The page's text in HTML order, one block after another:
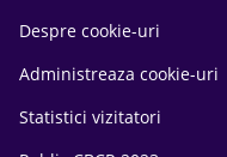
Despre cookie-uri
Administreaza cookie-uri
Statistici vizitatori